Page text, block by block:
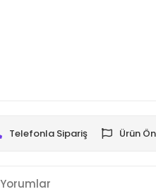
Telefonla Sipariş Ürün
Yorumlar